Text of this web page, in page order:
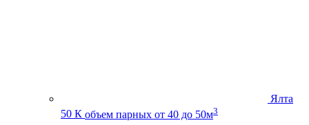
Ялта
50 К объем парных от 40 до 50м3